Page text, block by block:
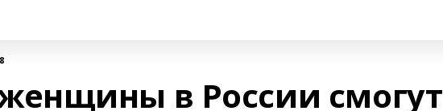
женщины в России смогут